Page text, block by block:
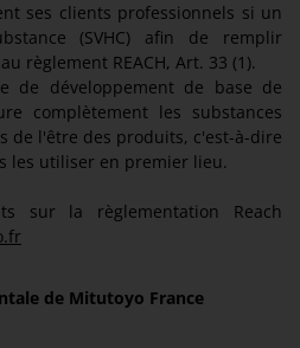
ses clients professionnels si un
(SVHC) afin de remplir
règlement REACH, Art. 33 (1).
de développement de base de
complètement les substances
de l'être des produits, c'est-à-dire
les utiliser en premier lieu.
sur la règlementation Reach
de Mitutoyo France